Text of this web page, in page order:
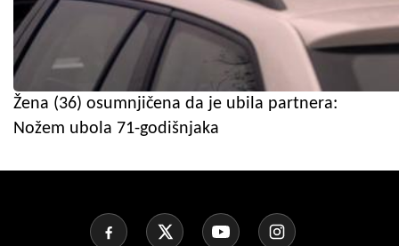
Žena (36) osumnjičena da je ubila partnera:
Nožem ubola 71-godišnjaka